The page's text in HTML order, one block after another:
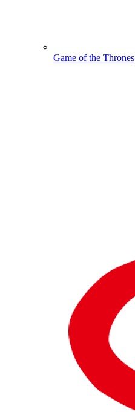
Game of the Thrones